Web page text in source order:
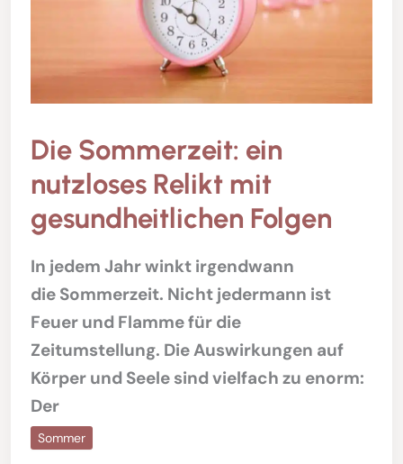
Die Sommerzeit: ein
nutzloses Relikt mit
gesundheitlichen Folgen
In jedem Jahr winkt irgendwann
die Sommerzeit. Nicht jedermann ist
Feuer und Flamme für die
Zeitumstellung. Die Auswirkungen auf
Körper und Seele sind vielfach zu enorm:
Der
Sommer